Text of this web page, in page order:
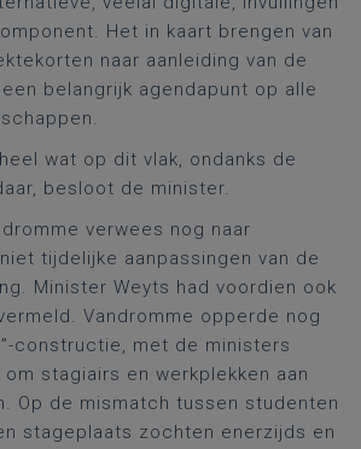
Het in kaart brengen van
naar aanleiding van de
belangrijk agendapunt op alle
wat op dit vlak, ondanks de
besloot de minister.
verwees nog naar
tijdelijke aanpassingen van de
Minister Weyts had voordien ook
Vandromme opperde nog
constructie, met de ministers
stagiairs en werkplekken aan
Op de mismatch tussen studenten
stageplaats zochten enerzijds en